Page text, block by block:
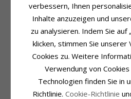
Marke:NORDAHL ANDERSEN
Farbe:Braunen
Armband
Breite:
KÜRZLICH
verbessern, Ihnen
Inhalte anzuzeigen und
zu analysieren. Indem Sie auf
klicken, stimmen Sie unserer
Cookies zu. Weitere
Verwendung von
Technologien finden Sie in
Richtlinie. Cookie-Richtlinie